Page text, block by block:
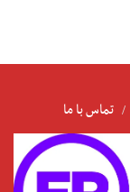
تماس با ما